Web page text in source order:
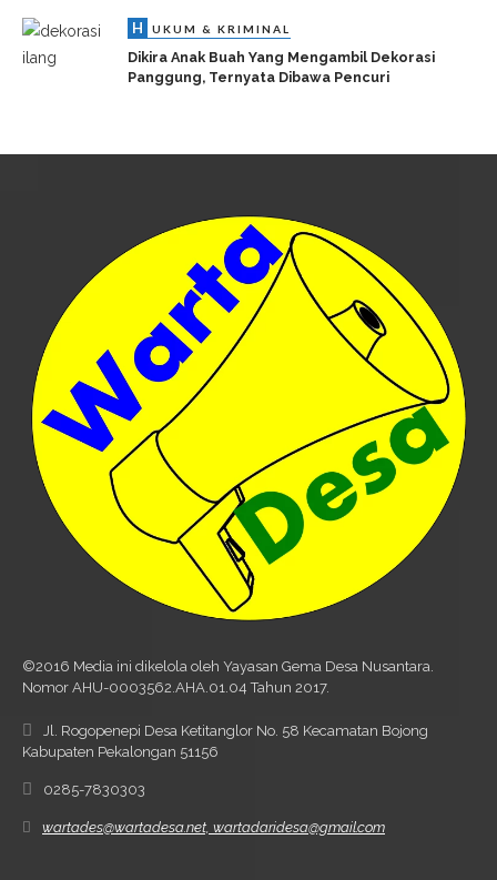
H UKUM & KRIMINAL
Dikira Anak Buah Yang Mengambil Dekorasi
Panggung, Ternyata Dibawa Pencuri
©2016 Media ini dikelola oleh Yayasan Gema Desa Nusantara.
Nomor AHU-0003562.AHA.01.04 Tahun 2017.
Jl. Rogopenepi Desa Ketitanglor No. 58 Kecamatan Bojong
Kabupaten Pekalongan 51156
0285-7830303
wartades@wartadesa.net, wartadaridesa@gmail.com